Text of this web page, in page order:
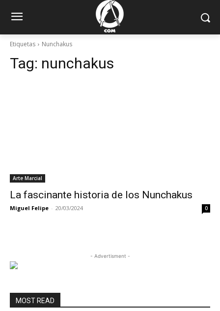
Etiquetas Nunchakus
Tag: nunchakus
Arte Marcial
La fascinante historia de los Nunchakus
Miguel Felipe - 20/03/2024 0
- Advertisment -
MOST READ